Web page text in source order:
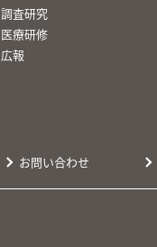
調査研究
医療研修
広報
お問い合わせ